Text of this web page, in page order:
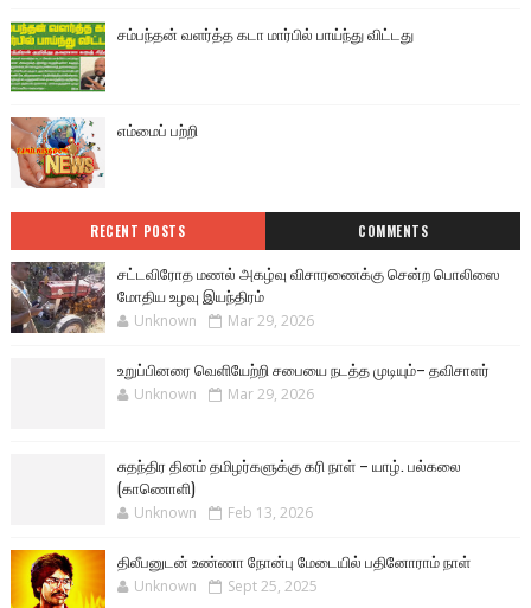
சம்பந்தன் வளர்த்த கடா மார்பில் பாய்ந்து விட்டது
எம்மைப் பற்றி
RECENT POSTS COMMENTS
சட்டவிரோத மணல் அகழ்வு விசாரணைக்கு சென்ற பொலிஸை
மோதிய உழவு இயந்திரம்
Unknown Mar 29, 2026
உறுப்பினரை வெளியேற்றி சபையை நடத்த முடியும்– தவிசாளர்
Unknown Mar 29, 2026
சுதந்திர தினம் தமிழர்களுக்கு கரி நாள் – யாழ். பல்கலை
(காணொளி)
Unknown Feb 13, 2026
திலீபனுடன் உண்ணா நோன்பு மேடையில் பதினோராம் நாள்
Unknown Sept 25, 2025